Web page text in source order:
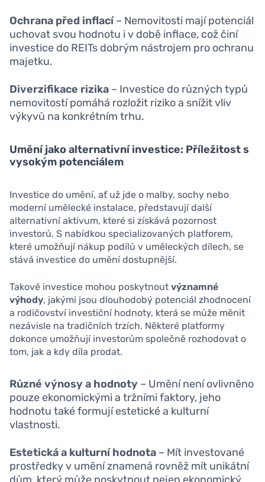
Ochrana před inflací– Nemovitosti mají potenciál
uchovat svou hodnotu i v době inflace, což činí
investice do REITs dobrým nástrojem pro ochranu
majetku.
Diverzifikace rizika – Investice do různých typů
nemovitostí pomáhá rozložit riziko a snížit vliv
výkyvů na konkrétním trhu.
Umění jako alternativní investice: Příležitost s
vysokým potenciálem
Investice do umění, ať už jde o malby, sochy nebo
moderní umělecké instalace, představují další
alternativní aktivum, které si získává pozornost
investorů. S nabídkou specializovaných platforem,
které umožňují nákup podílů v uměleckých dílech, se
stává investice do umění dostupnější.
Takové investice mohou poskytnout významné
výhody, jakými jsou dlouhodobý potenciál zhodnocení
a rodičovství investiční hodnoty, která se může měnit
nezávisle na tradičních trzích. Některé platformy
dokonce umožňují investorům společně rozhodovat o
tom, jak a kdy díla prodat.
Různé výnosy a hodnoty – Umění není ovlivněno
pouze ekonomickými a tržními faktory, jeho
hodnotu také formují estetické a kulturní
vlastnosti.
Estetická a kulturní hodnota – Mít investované
prostředky v umění znamená rovněž mít unikátní
dům, který může poskytnout nejen ekonomický,